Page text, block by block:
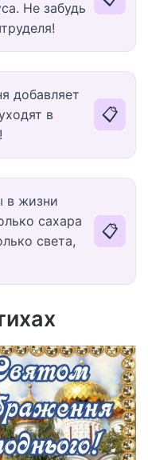
Не забудь
добавляет
в
📋
в жизни
сахара
света,
📋